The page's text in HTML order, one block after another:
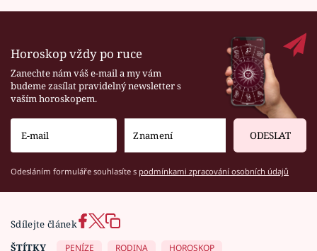
Horoskop vždy po ruce
Zanechte nám váš e-mail a my vám
budeme zasílat pravidelný newsletter s
vaším horoskopem.
ODESLAT
Odesláním formuláře souhlasíte s podmínkami zpracování osobních údajů
Sdílejte článek
ŠTÍTKY
PENÍZE RODINA HOROSKOP